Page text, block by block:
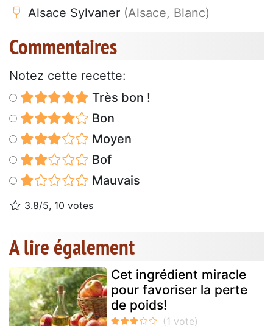
Alsace Sylvaner (Alsace, Blanc)
Commentaires
Notez cette recette:
Très bon !
Bon
Moyen
Bof
Mauvais
3.8/5, 10 votes
A lire également
Cet ingrédient miracle
pour favoriser la perte
de poids!